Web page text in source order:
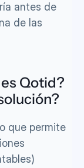
antes de
de las
Qotid?
que permite